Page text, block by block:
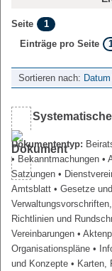
Seite
1
Einträge pro Seite
Sortieren nach: Datum
Dokumententyp:
• Bekanntmachungen •
Satzungen •
Amtsblatt • Gesetze
Richtlinien und
Vereinbarungen •
Organisationspläne •
und Konzepte • Karten,